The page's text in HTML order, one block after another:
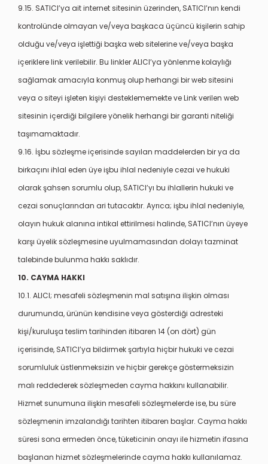
9.15. SATICI’ya ait internet sitesinin üzerinden, SATICI’nın kendi
kontrolünde olmayan ve/veya başkaca üçüncü kişilerin sahip
olduğu ve/veya işlettiği başka web sitelerine ve/veya başka
içeriklere link verilebilir. Bu linkler ALICI’ya yönlenme kolaylığı
sağlamak amacıyla konmuş olup herhangi bir web sitesini
veya o siteyi işleten kişiyi desteklememekte ve Link verilen web
sitesinin içerdiği bilgilere yönelik herhangi bir garanti niteliği
taşımamaktadır.
9.16. İşbu sözleşme içerisinde sayılan maddelerden bir ya da
birkaçını ihlal eden üye işbu ihlal nedeniyle cezai ve hukuki
olarak şahsen sorumlu olup, SATICI’yı bu ihlallerin hukuki ve
cezai sonuçlarından ari tutacaktır. Ayrıca; işbu ihlal nedeniyle,
olayın hukuk alanına intikal ettirilmesi halinde, SATICI’nın üyeye
karşı üyelik sözleşmesine uyulmamasından dolayı tazminat
talebinde bulunma hakkı saklıdır.
10. CAYMA HAKKI
10.1. ALICI; mesafeli sözleşmenin mal satışına ilişkin olması
durumunda, ürünün kendisine veya gösterdiği adresteki
kişi/kuruluşa teslim tarihinden itibaren 14 (on dört) gün
içerisinde, SATICI’ya bildirmek şartıyla hiçbir hukuki ve cezai
sorumluluk üstlenmeksizin ve hiçbir gerekçe göstermeksizin
malı reddederek sözleşmeden cayma hakkını kullanabilir.
Hizmet sunumuna ilişkin mesafeli sözleşmelerde ise, bu süre
sözleşmenin imzalandığı tarihten itibaren başlar. Cayma hakkı
süresi sona ermeden önce, tüketicinin onayı ile hizmetin ifasına
başlanan hizmet sözleşmelerinde cayma hakkı kullanılamaz.